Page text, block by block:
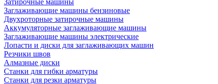
Затирочные машины
Заглаживающие машины бензиновые
Двухроторные затирочные машины
Аккумуляторные заглаживающие машины
Заглаживающие машины электрические
Лопасти и диски для заглаживающих машин
Резчики швов
Алмазные диски
Станки для гибки арматуры
Станки для резки арматуры